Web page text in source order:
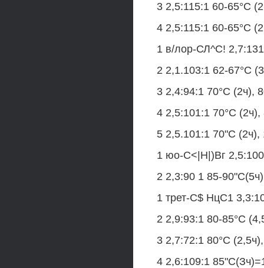
3 2,5:115:1 60-65°С
4 2,5:115:1 60-65°С
1 в/лор-СЛ^С!
2 2,1.103:1 62-67°С
3 2,4:94:1 70°С (2ч),
4 2,5:101:1 70°С
5 2,5.101:1 70"С (2ч),
1 юо-С<|Н|)Вг
2 2,3:90 1 85-
1 трет-С$ НцС1
2 2,9:93:1 80-85°С
3 2,7:72:1 80°С
4 2,6:109:1